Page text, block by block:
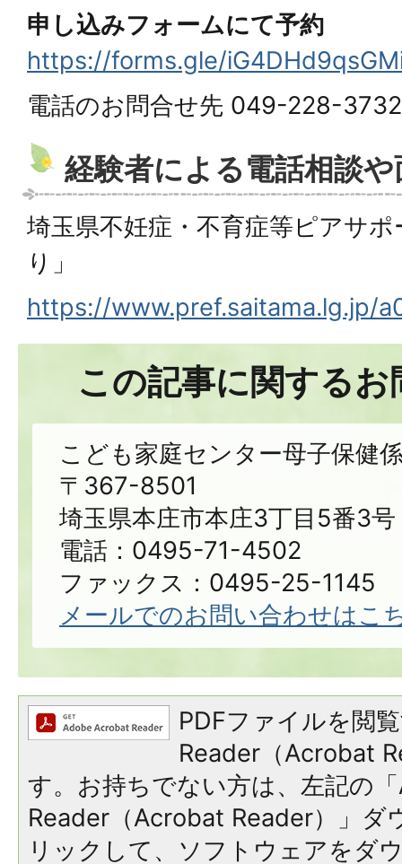
申し込みフォームにて予約
https://forms.gle/
電話のお問合せ先 049-228-3732
経験者による電話相談
埼玉県不妊症・不育症等ピアサ
り」
https://www.pref.saitama.lg.jp/
この記事に関する
こども家庭センター母子保健
〒367-8501
埼玉県本庄市本庄3丁目5番3号
電話：0495-71-4502
ファックス：0495-25-1145
メールでのお問い合わせはこ
PDFファイルを閲
Reader（Acrobat
す。お持ちでない方は、左記の
Reader（Acrobat Reader）」ダ
リックして、ソフトウェアをダ